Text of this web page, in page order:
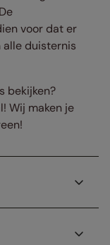
voor dat er
alle duisternis
bekijken?
Wij maken je